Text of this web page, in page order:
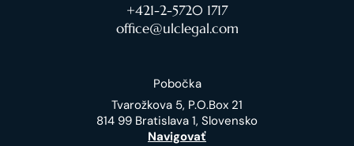
+421-2-5720 1717
office@ulclegal.com
Pobočka
Tvarožkova 5, P.O.Box 21
814 99 Bratislava 1, Slovensko
Navigovať